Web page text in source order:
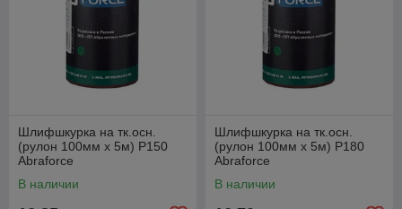
Шлифшкурка на тк.осн.
(рулон 100мм х 5м) Р150
Abraforce
В наличии
Шлифшкурка на тк.осн.
(рулон 100мм х 5м) Р180
Abraforce
В наличии